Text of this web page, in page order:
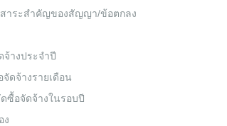
สาระสำคัญของสัญญา/ข้อตกลง
างประจำปี
ดจ้างรายเดือน
ซื้อจัดจ้างในรอบปี
ง